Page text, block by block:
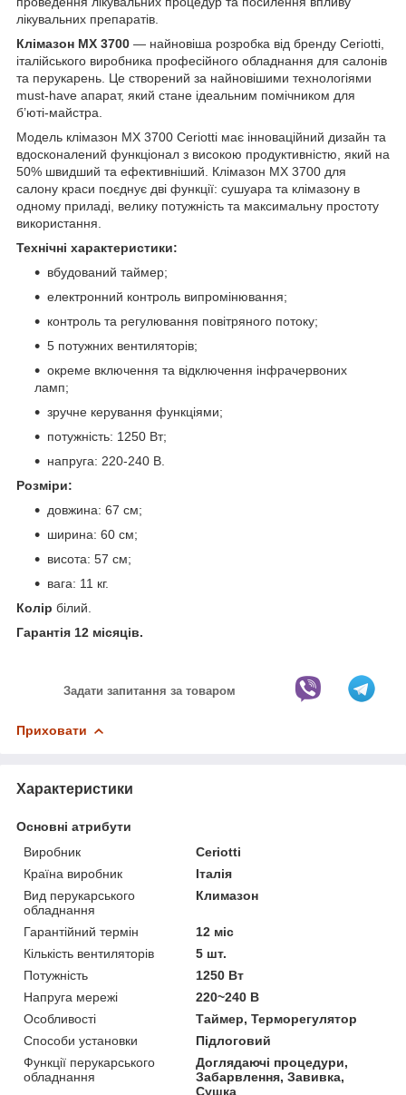
лікувальних препаратів.
Клімазон МX 3700 — найновіша розробка від бренду Ceriotti,
італійського виробника професійного обладнання для салонів
та перукарень. Це створений за найновішими технологіями
must-have апарат, який стане ідеальним помічником для
б’юті-майстра.
Модель клімазон MX 3700 Ceriotti має інноваційний дизайн та
вдосконалений функціонал з високою продуктивністю, який на
50% швидший та ефективніший. Клімазон МX 3700 для
салону краси поєднує дві функції: сушуара та клімазону в
одному приладі, велику потужність та максимальну простоту
використання.
Технічні характеристики:
вбудований таймер;
електронний контроль випромінювання;
контроль та регулювання повітряного потоку;
5 потужних вентиляторів;
окреме включення та відключення інфрачервоних
ламп;
зручне керування функціями;
потужність: 1250 Вт;
напруга: 220-240 В.
Розміри:
довжина: 67 см;
ширина: 60 см;
висота: 57 см;
вага: 11 кг.
Колір білий.
Гарантія 12 місяців.
Задати запитання за товаром
Приховати
Характеристики
Основні атрибути
Виробник
Ceriotti
Країна виробник
Італія
Вид перукарського
обладнання
Климазон
Гарантійний термін
12 міс
Кількість вентиляторів
5 шт.
Потужність
1250 Вт
Напруга мережі
220~240 В
Особливості
Таймер, Терморегулятор
Способи установки
Підлоговий
Функції перукарського
обладнання
Доглядаючі процедури,
Забарвлення, Завивка,
Сушка